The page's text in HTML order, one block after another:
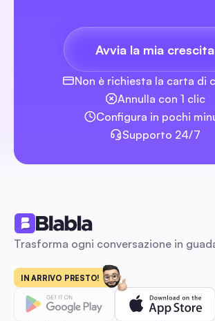
Instagram in Anonimato: Guida
Marketer e Agenzie
Una guida operativa orientata alla
discretamente le Storie di Instagram su
tecniche anonime passo passo, liste di
sicurezza, flussi di lavoro scalabili per il
sicurezza dell'automazione e modelli
Come Grok e l'IA stanno
Moderazione e Protezione del Marchio
agencies
creators
Avvia la mia crescita
Non è richiesta la carta di
Annulla con 1 clic
Configura in pochi
Supporto 24/7
Trasforma ogni conversazione in
IN ARRIVO PRESTO!